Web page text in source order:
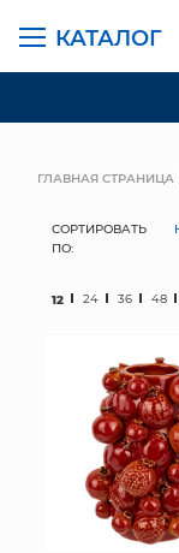
КАТАЛОГ
ГЛАВНАЯ СТРАНИЦА
СОРТИРОВАТЬ
ПО:
12 24 36 48